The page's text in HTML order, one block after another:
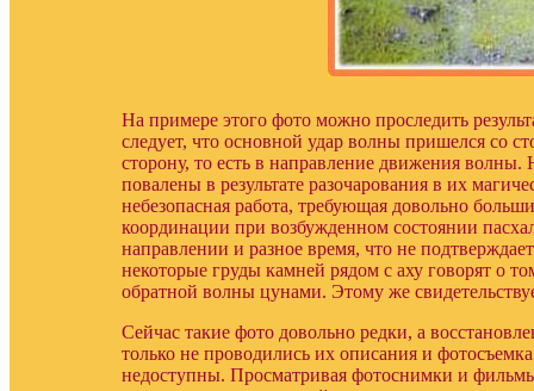
На примере этого фото можно проследить
следует, что основной удар волны пришелся со
сторону, то есть в направление движения
повалены в результате разочарования в их
небезопасная работа, требующая довольно
координации при возбужденном состоянии
направлении и разное время, что не
некоторые груды камней рядом с аху говорят о
обратной волны цунами. Этому же
Сейчас такие фото довольно редки, а
только не проводились их описания и
недоступны. Просматривая фотоснимки и